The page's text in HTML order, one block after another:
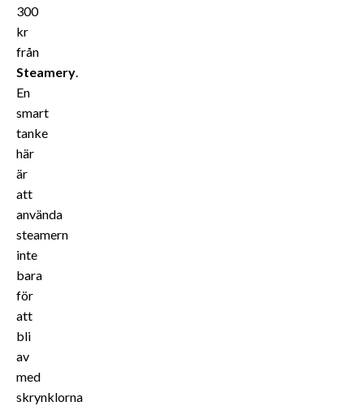
300
kr
från
Steamery.
En
smart
tanke
här
är
att
använda
steamern
inte
bara
för
att
bli
av
med
skrynklorna